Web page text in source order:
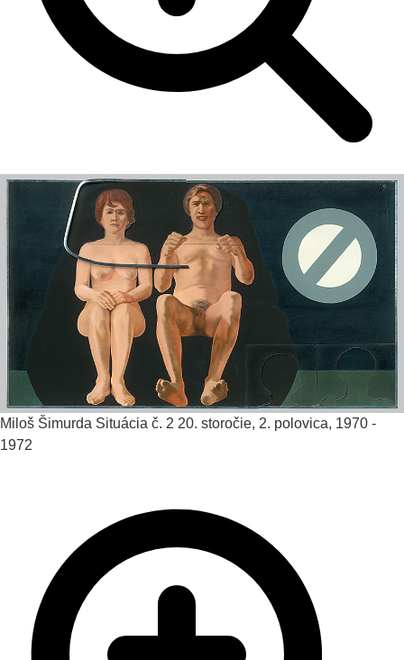
Miloš Šimurda Situácia č. 2 20. storočie, 2. polovica, 1970 -
1972